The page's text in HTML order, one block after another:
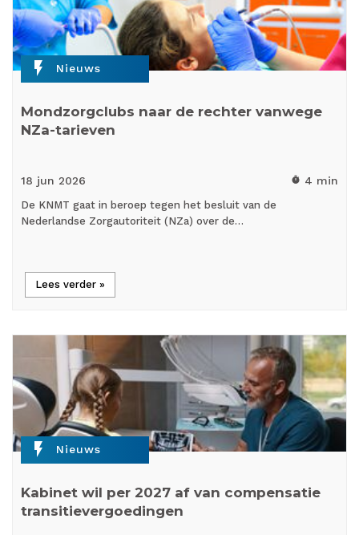
flash_on Nieuws
Mondzorgclubs naar de rechter vanwege
NZa-tarieven
18 jun 2026 timer 4 min
De KNMT gaat in beroep tegen het besluit van de
Nederlandse Zorgautoriteit (NZa) over de…
Lees verder »
flash_on Nieuws
Kabinet wil per 2027 af van compensatie
transitievergoedingen